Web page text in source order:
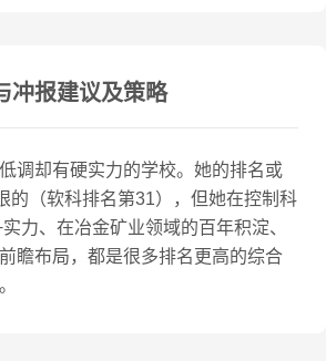
冲报建议及策略
调却有硬实力的学校。她的排名或
的（软科排名第31），但她在控制科
力、在冶金矿业领域的百年积淀、
瞻布局，都是很多排名更高的综合